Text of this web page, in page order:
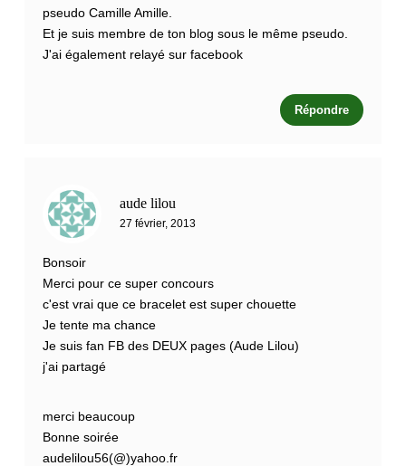
pseudo Camille Amille.
Et je suis membre de ton blog sous le même pseudo.
J'ai également relayé sur facebook
Répondre
aude lilou
27 février, 2013
Bonsoir
Merci pour ce super concours
c'est vrai que ce bracelet est super chouette
Je tente ma chance
Je suis fan FB des DEUX pages (Aude Lilou)
j'ai partagé
merci beaucoup
Bonne soirée
audelilou56(@)yahoo.fr